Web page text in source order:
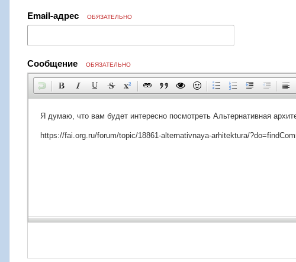
Email-адрес ОБЯЗАТЕЛЬНО
Сообщение ОБЯЗАТЕЛЬНО